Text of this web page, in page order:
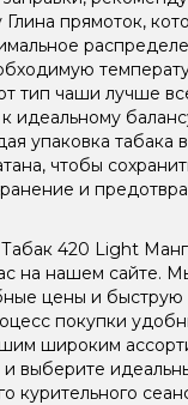
прямоток,
тип чаши лучше
к идеальному
упаковка табака
чтобы
и
420 Light
на нашем сайте.
цены и быструю
покупки
широким
и выберите
курительного